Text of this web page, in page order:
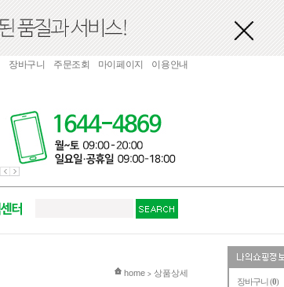
장바구니 (0)
장바구니 주문조회 마이페이지 이용안내
현재 위치
home > 상품상세